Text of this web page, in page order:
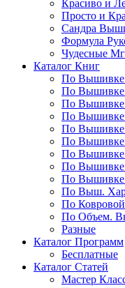
Красиво и
Просто и
Сандра
Формула
Чудесные
Каталог Книг
По Вышивке
По Вышивке
По Вышивке
По Вышивке
По Вышивке
По Вышивке
По Вышивке
По Вышивке
По Вышивке
По Выш.
По
По Объем.
Разные
Каталог Программ
Бесплатные
Каталог Статей
Мастер